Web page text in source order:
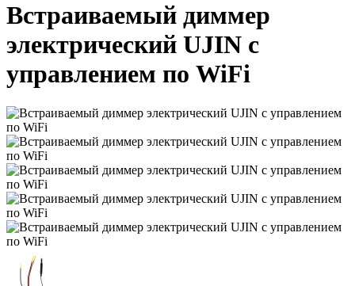
Встраиваемый диммер
электрический UJIN с
управлением по WiFi